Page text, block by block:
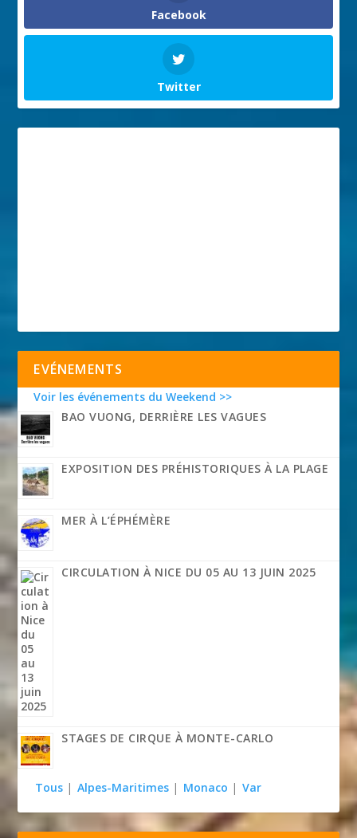
Facebook
Twitter
EVÉNEMENTS
Voir les événements du Weekend >>
BAO VUONG, DERRIÈRE LES VAGUES
EXPOSITION DES PRÉHISTORIQUES À LA PLAGE
MER À L’ÉPHÉMÈRE
CIRCULATION À NICE DU 05 AU 13 JUIN 2025
STAGES DE CIRQUE À MONTE-CARLO
Tous | Alpes-Maritimes | Monaco | Var